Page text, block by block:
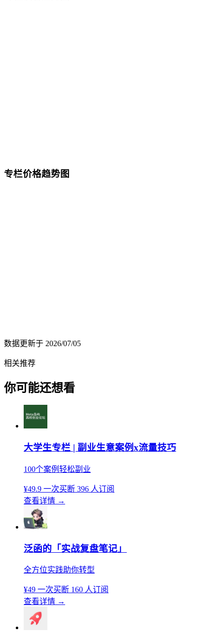
专栏价格趋势图
数据更新于 2026/07/05
相关推荐
你可能还想看
大学生专栏 | 副业生意案例x流量技巧
100个案例轻松副业
¥49.9 一次买断 396 人订阅
查看详情 →
泛函的「实战复盘笔记」
全方位实践助你转型
¥49 一次买断 160 人订阅
查看详情 →